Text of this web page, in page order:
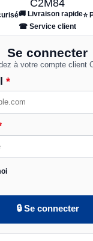
🚚 Livraison rapide⭐
☎ Service client
Se connecter
à votre compte client
*
🔒 Se connecter